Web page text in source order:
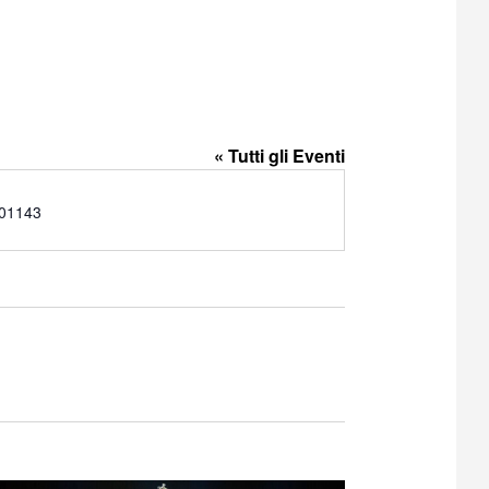
« Tutti gli Eventi